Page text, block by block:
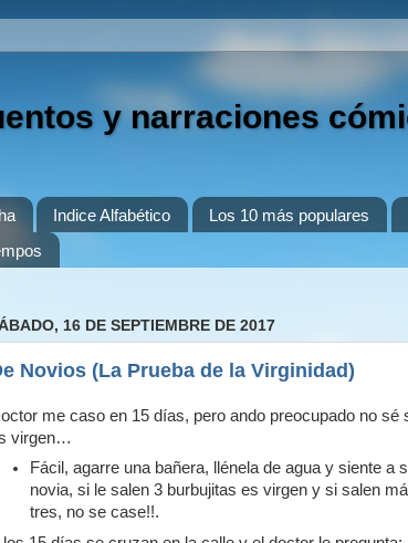
y narraciones
Indice Alfabético Los 10 más populares
16 DE SEPTIEMBRE DE 2017
Novios (La Prueba de la Virginidad)
me caso en 15 días, pero ando preocupado no sé
virgen…
Fácil, agarre una bañera, llénela de agua y siente a
novia, si le salen 3 burbujitas es virgen y si salen
tres, no se case!!.